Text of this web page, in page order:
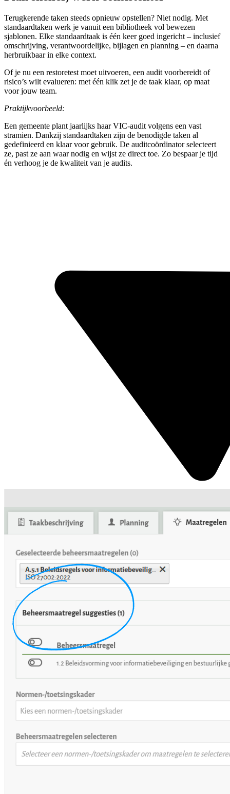
Terugkerende taken steeds opnieuw opstellen? Niet nodig. Met
standaardtaken werk je vanuit een bibliotheek vol bewezen
sjablonen. Elke standaardtaak is één keer goed ingericht – inclusief
omschrijving, verantwoordelijke, bijlagen en planning – en daarna
herbruikbaar in elke context.
Of je nu een restoretest moet uitvoeren, een audit voorbereidt of
risico’s wilt evalueren: met één klik zet je de taak klaar, op maat
voor jouw team.
Praktijkvoorbeeld:
Een gemeente plant jaarlijks haar VIC-audit volgens een vast
stramien. Dankzij standaardtaken zijn de benodigde taken al
gedefinieerd en klaar voor gebruik. De auditcoördinator selecteert
ze, past ze aan waar nodig en wijst ze direct toe. Zo bespaar je tijd
én verhoog je de kwaliteit van je audits.